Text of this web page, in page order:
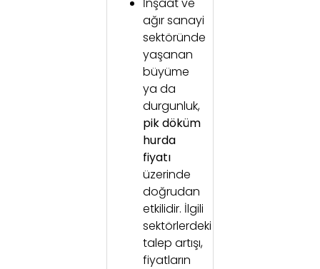
İnşaat ve
ağır sanayi
sektöründe
yaşanan
büyüme
ya da
durgunluk,
pik döküm
hurda
fiyatı
üzerinde
doğrudan
etkilidir. İlgili
sektörlerdeki
talep artışı,
fiyatların